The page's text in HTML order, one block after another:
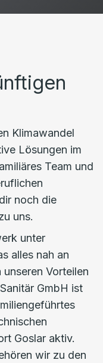
Klimawandel
Lösungen im
Team und
noch die
uns.
unter
alles nah an
Vorteilen
GmbH ist
Goslar aktiv.
wir zu den